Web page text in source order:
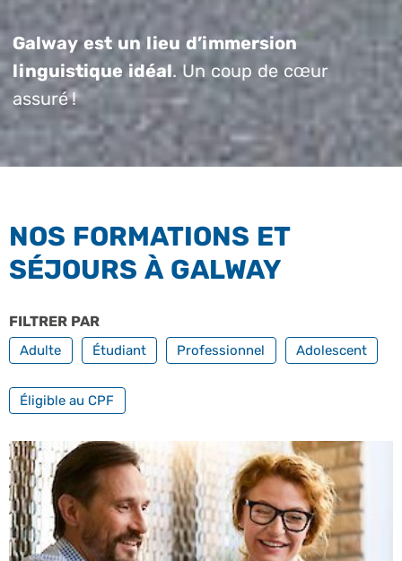
Galway est un lieu d’immersion
linguistique idéal. Un coup de cœur
assuré !
NOS FORMATIONS ET
SÉJOURS À GALWAY
FILTRER PAR
Adulte Étudiant Professionnel Adolescent
Éligible au CPF